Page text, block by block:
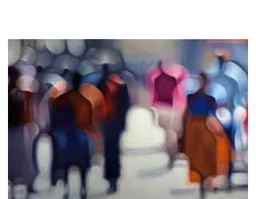
50 € para os restantes; Aumento do
subsídio de refeição para os 5,50€;
Crédito de horas sindicais para
delegadas/os alargado para as 8 horas
mensais. Este acordo produz efeitos
retroativos a janeiro de 2026, embora ai